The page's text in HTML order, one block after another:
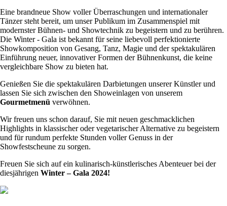
Eine brandneue Show voller Überraschungen und internationaler
Tänzer steht bereit, um unser Publikum im Zusammenspiel mit
modernster Bühnen- und Showtechnik zu begeistern und zu berühren.
Die Winter - Gala ist bekannt für seine liebevoll perfektionierte
Showkomposition von Gesang, Tanz, Magie und der spektakulären
Einführung neuer, innovativer Formen der Bühnenkunst, die keine
vergleichbare Show zu bieten hat.
Genießen Sie die spektakulären Darbietungen unserer Künstler und
lassen Sie sich zwischen den Showeinlagen von unserem
Gourmetmenü verwöhnen.
Wir freuen uns schon darauf, Sie mit neuen geschmacklichen
Highlights in klassischer oder vegetarischer Alternative zu begeistern
und für rundum perfekte Stunden voller Genuss in der
Showfestscheune zu sorgen.
Freuen Sie sich auf ein kulinarisch-künstlerisches Abenteuer bei der
diesjährigen Winter – Gala 2024!